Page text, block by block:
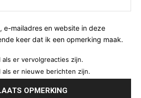
e-mailadres en website in deze
keer dat ik een opmerking maak.
als er vervolgreacties zijn.
als er nieuwe berichten zijn.